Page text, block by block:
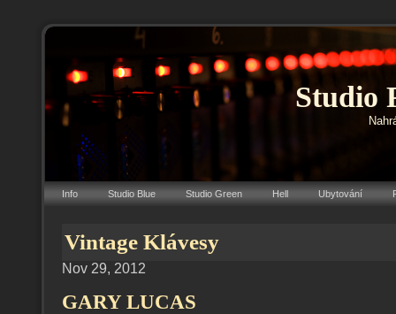
Studio
Info Studio Blue Studio Green Hell Ubytování
Vintage Klávesy
Nov 29, 2012
GARY LUCAS